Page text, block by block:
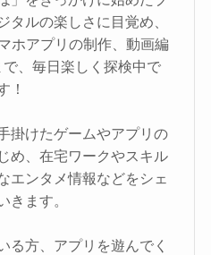
タルの楽しさに目覚め、
ホアプリの制作、動画編
、毎日楽しく探検中で
！
掛けたゲームやアプリの
め、在宅ワークやスキル
エンタメ情報などをシェ
きます。
る方、アプリを遊んでく